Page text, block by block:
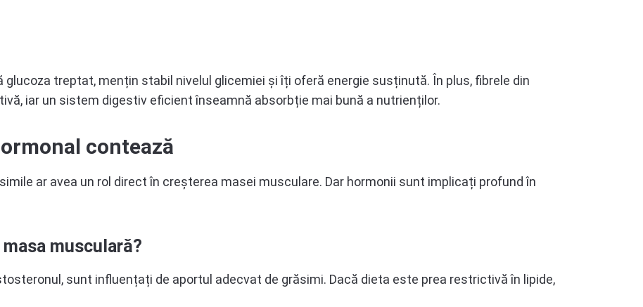
glucoza treptat, mențin stabil nivelul glicemiei și îți oferă energie susținută. În plus, fibrele din
iar un sistem digestiv eficient înseamnă absorbție mai bună a nutrienților.
contează
ar avea un rol direct în creșterea masei musculare. Dar hormonii sunt implicați profund în
musculară?
sunt influențați de aportul adecvat de grăsimi. Dacă dieta este prea restrictivă în lipide,